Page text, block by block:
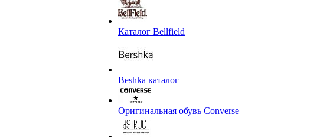
Каталог Bellfield
Beshka каталог
Оригинальная обувь Converse